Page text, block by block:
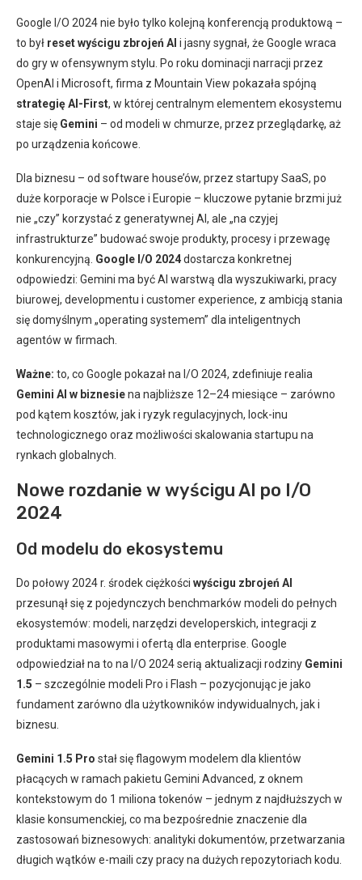
Google I/O 2024 nie było tylko kolejną konferencją produktową –
to był reset wyścigu zbrojeń AI i jasny sygnał, że Google wraca
do gry w ofensywnym stylu. Po roku dominacji narracji przez
OpenAI i Microsoft, firma z Mountain View pokazała spójną
strategię AI-First, w której centralnym elementem ekosystemu
staje się Gemini – od modeli w chmurze, przez przeglądarkę, aż
po urządzenia końcowe.
Dla biznesu – od software house’ów, przez startupy SaaS, po
duże korporacje w Polsce i Europie – kluczowe pytanie brzmi już
nie „czy” korzystać z generatywnej AI, ale „na czyjej
infrastrukturze” budować swoje produkty, procesy i przewagę
konkurencyjną. Google I/O 2024dostarcza konkretnej
odpowiedzi: Gemini ma być AI warstwą dla wyszukiwarki, pracy
biurowej, developmentu i customer experience, z ambicją stania
się domyślnym „operating systemem” dla inteligentnych
agentów w firmach.
Ważne: to, co Google pokazał na I/O 2024, zdefiniuje realia
Gemini AI w biznesiena najbliższe 12–24 miesiące – zarówno
pod kątem kosztów, jak i ryzyk regulacyjnych, lock-inu
technologicznego oraz możliwości skalowania startupu na
rynkach globalnych.
Nowe rozdanie w wyścigu AI po I/O
2024
Od modelu do ekosystemu
Do połowy 2024 r. środek ciężkości wyścigu zbrojeń AI
przesunął się z pojedynczych benchmarków modeli do pełnych
ekosystemów: modeli, narzędzi developerskich, integracji z
produktami masowymi i ofertą dla enterprise. Google
odpowiedział na to na I/O 2024 serią aktualizacji rodziny Gemini
1.5 – szczególnie modeli Pro i Flash – pozycjonując je jako
fundament zarówno dla użytkowników indywidualnych, jak i
biznesu.
Gemini 1.5 Pro stał się flagowym modelem dla klientów
płacących w ramach pakietu Gemini Advanced, z oknem
kontekstowym do 1 miliona tokenów – jednym z najdłuższych w
klasie konsumenckiej, co ma bezpośrednie znaczenie dla
zastosowań biznesowych: analityki dokumentów, przetwarzania
długich wątków e-maili czy pracy na dużych repozytoriach kodu.